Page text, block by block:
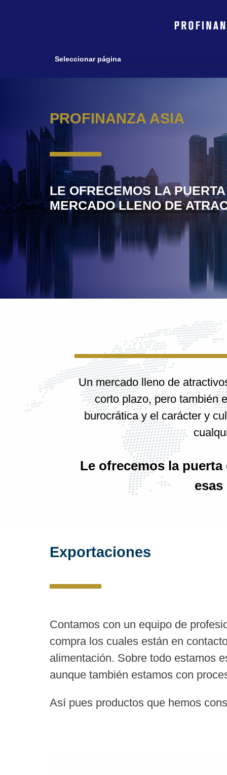
Seleccionar página
PROFINANZA ASIA
LE OFRECEMOS LA
MERCADO LLENO DE
Un mercado lleno de
corto plazo, pero también
burocrática y el carácter y
Le ofrecemos la
Exportaciones
Contamos con un equipo de
compra los cuales están en
alimentación. Sobre todo estamos
aunque también estamos con
Así pues productos que hemos